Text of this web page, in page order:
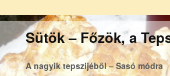
Sütök – Főzök, a
A nagyik tepszijéből – Sasó módra